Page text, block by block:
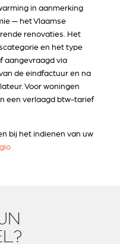
in aanmerking
— het Vlaamse
renovaties. Het
en het type
aangevraagd via
de eindfactuur en na
Voor woningen
een verlaagd btw-tarief
bij het indienen van uw